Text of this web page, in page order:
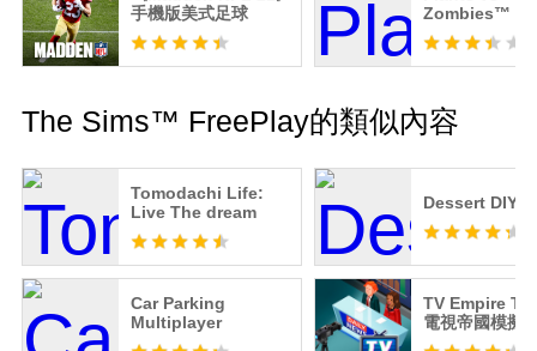
手機版美式足球
Zombies™ 2
The Sims™ FreePlay的類似內容
Tomodachi Life:
Live The dream
Dessert DIY
Car Parking
Multiplayer
TV Empire
電視帝國模擬